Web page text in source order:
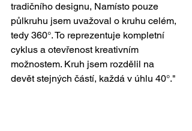
tradičního designu, Namísto pouze
půlkruhu jsem uvažoval o kruhu celém,
tedy 360°. To reprezentuje kompletní
cyklus a otevřenost kreativním
možnostem. Kruh jsem rozdělil na
devět stejných částí, každá v úhlu 40°."